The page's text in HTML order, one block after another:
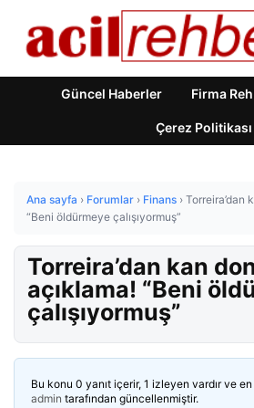
Güncel Haberler Firma
Çerez Politikası
Ana sayfa › Forumlar › Finans › Torreira’dan
“Beni öldürmeye çalışıyormuş”
Torreira’dan kan
açıklama! “Beni
çalışıyormuş”
Bu konu 0 yanıt içerir, 1 izleyen vardır ve en
admin tarafından güncellenmiştir.